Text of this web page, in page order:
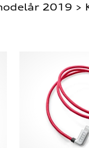
2019 >